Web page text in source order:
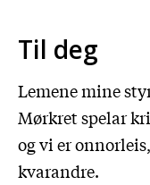
Til deg
Lemene mine
Mørkret spelar
og vi er
kvarandre.